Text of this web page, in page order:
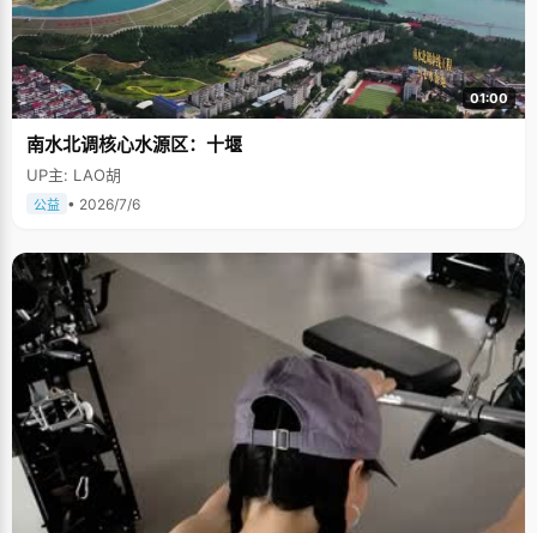
01:00
南水北调核心水源区：十堰
UP主: LAO胡
公益 • 2026/7/6